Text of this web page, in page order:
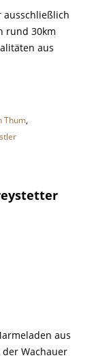
ausschließlich
rund 30km
aus
Thum,
aus
Wachauer